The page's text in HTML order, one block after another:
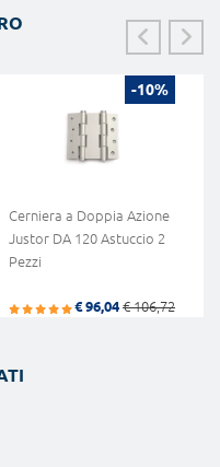
-10%
Cerniera a Doppia Azione
Justor DA 120 Astuccio 2
Pezzi
€ 96,04 € 106,72